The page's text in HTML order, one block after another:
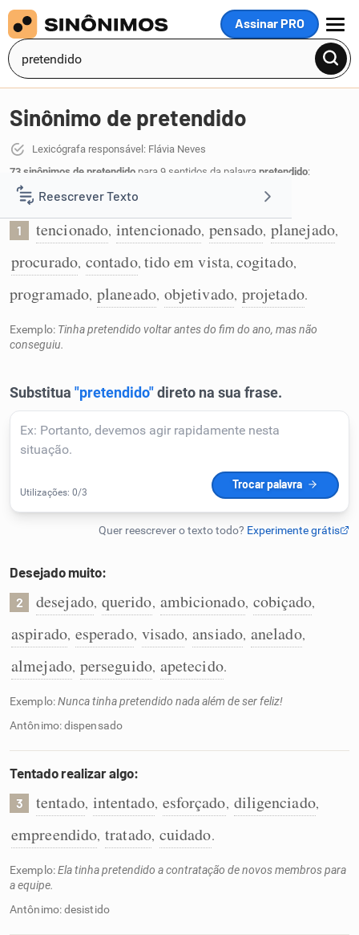
Assinar PRO
MENU
Reescrever Texto
Resumir Texto
Corrigir Texto
Detector de IA
Conexões
Dicionário
Sinônimo de pretendido
Lexicógrafa responsável: Flávia Neves
73 sinônimos de pretendido para 9 sentidos da palavra pretendido:
Tido intenção de:
1 tencionado, intencionado, pensado, planejado,
procurado, contado, tido em vista, cogitado,
programado, planeado, objetivado, projetado.
Exemplo: Tinha pretendido voltar antes do fim do ano, mas não
conseguiu.
Desejado muito:
2 desejado, querido, ambicionado, cobiçado,
aspirado, esperado, visado, ansiado, anelado,
almejado, perseguido, apetecido.
Exemplo:Nunca tinha pretendido nada além de ser feliz!
Antônimo: dispensado
Tentado realizar algo:
3 tentado, intentado, esforçado, diligenciado,
empreendido, tratado, cuidado.
Exemplo:Ela tinha pretendido a contratação de novos membros para
a equipe.
Antônimo: desistido